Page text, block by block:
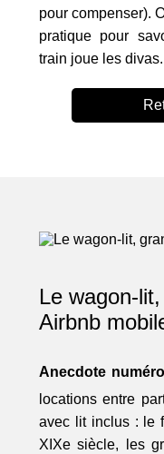
pour compenser).
pratique pour
train joue les divas.
Le wagon-
Airbnb
Anecdote
locations entre
avec lit inclus : le
XIXe siècle, les